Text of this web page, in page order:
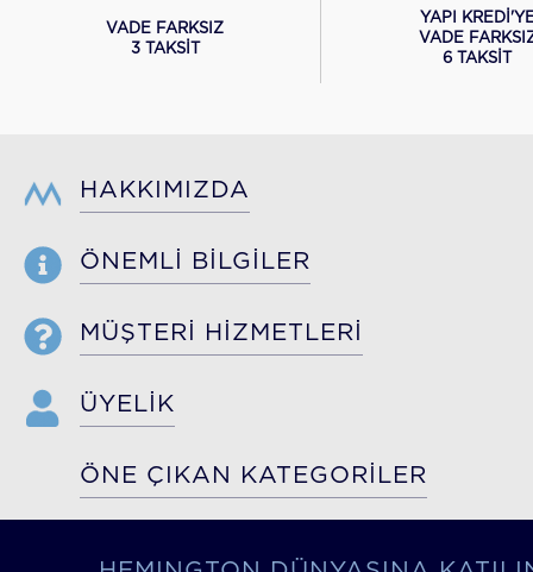
VADE FARKSIZ
3 TAKSİT
YAPI
VADE
6 TAKSİT
HAKKIMIZDA
ÖNEMLİ BİLGİLER
MÜŞTERİ HİZMETLERİ
ÜYELİK
ÖNE ÇIKAN KATEGORİLER